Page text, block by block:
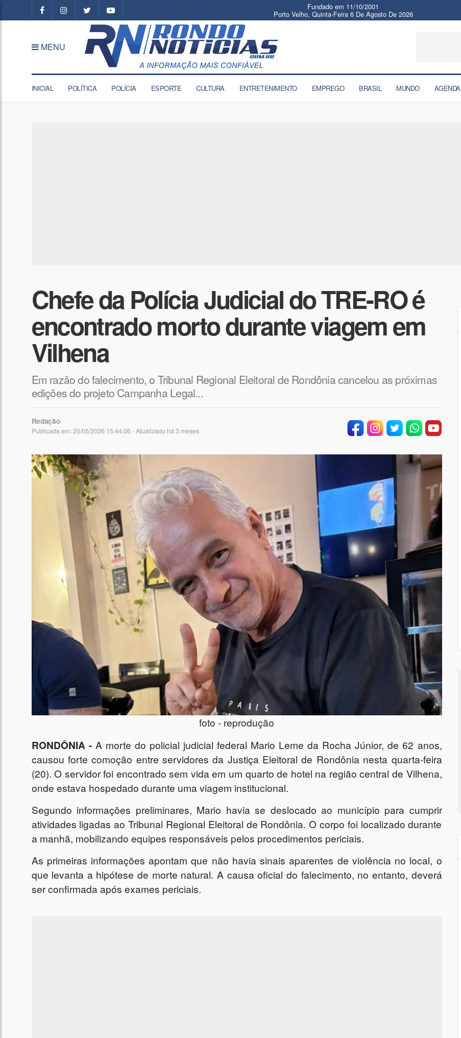
Fundado em 11/10/2001
Porto Velho, Quinta-Feira 6 De Agosto De 2026
MENU
INICIAL POLÍTICA POLÍCIA ESPORTE CULTURA ENTRETENIMENTO EMPREGO BRASIL MUNDO AGENDA
Chefe da Polícia Judicial do TRE-RO é
encontrado morto durante viagem em
Vilhena
Em razão do falecimento, o Tribunal Regional Eleitoral de Rondônia cancelou as próximas
edições do projeto Campanha Legal...
Redação
Publicada em: 20/05/2026 15:44:06 - Atualizado há 3 meses
foto - reprodução
RONDÔNIA - A morte do policial judicial federal Mario Leme da Rocha Júnior, de 62 anos,
causou forte comoção entre servidores da Justiça Eleitoral de Rondônia nesta quarta-feira
(20). O servidor foi encontrado sem vida em um quarto de hotel na região central de Vilhena,
onde estava hospedado durante uma viagem institucional.
Segundo informações preliminares, Mario havia se deslocado ao município para cumprir
atividades ligadas ao Tribunal Regional Eleitoral de Rondônia. O corpo foi localizado durante
a manhã, mobilizando equipes responsáveis pelos procedimentos periciais.
As primeiras informações apontam que não havia sinais aparentes de violência no local, o
que levanta a hipótese de morte natural. A causa oficial do falecimento, no entanto, deverá
ser confirmada após exames periciais.